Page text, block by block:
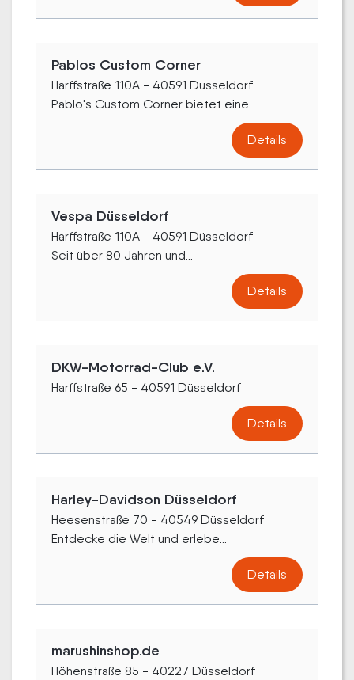
Pablos Custom Corner
Harffstraße 110A - 40591 Düsseldorf
Pablo's Custom Corner bietet eine...
Details
Vespa Düsseldorf
Harffstraße 110A - 40591 Düsseldorf
Seit über 80 Jahren und...
Details
DKW-Motorrad-Club e.V.
Harffstraße 65 - 40591 Düsseldorf
Details
Harley-Davidson Düsseldorf
Heesenstraße 70 - 40549 Düsseldorf
Entdecke die Welt und erlebe...
Details
marushinshop.de
Höhenstraße 85 - 40227 Düsseldorf